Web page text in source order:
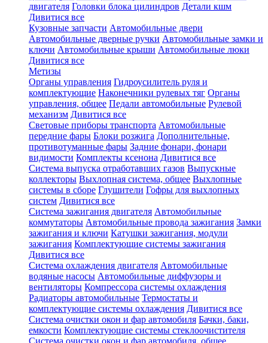
двигателя Головки блока цилиндров Детали кшм
Дивитися все
Кузовные запчасти Автомобильные двери
Автомобильные дверные ручки Автомобильные замки и
ключи Автомобильные крыши Автомобильные люки
Дивитися все
Метизы
Органы управления Гидроусилитель руля и
комплектующие Наконечники рулевых тяг Органы
управления, общее Педали автомобильные Рулевой
механизм Дивитися все
Световые приборы транспорта Автомобильные
передние фары Блоки розжига Дополнительные,
противотуманные фары Задние фонари, фонари
видимости Комплекты ксенона Дивитися все
Система выпуска отработавших газов Выпускные
коллекторы Выхлопная система, общее Выхлопные
системы в сборе Глушители Гофры для выхлопных
систем Дивитися все
Система зажигания двигателя Автомобильные
коммутаторы Автомобильные провода зажигания Замки
зажигания и ключи Катушки зажигания, модули
зажигания Комплектующие системы зажигания
Дивитися все
Система охлаждения двигателя Автомобильные
водяные насосы Автомобильные диффузоры и
вентиляторы Компрессора системы охлаждения
Радиаторы автомобильные Термостаты и
комплектующие системы охлаждения Дивитися все
Система очистки окон и фар автомобиля Бачки, баки,
емкости Комплектующие системы стеклоочистителя
Система очистки окон и фар автомобиля, общее